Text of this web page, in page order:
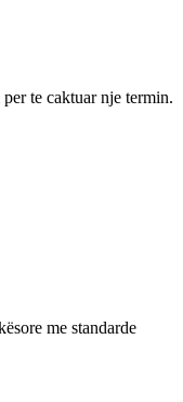
te caktuar nje termin.
me standarde